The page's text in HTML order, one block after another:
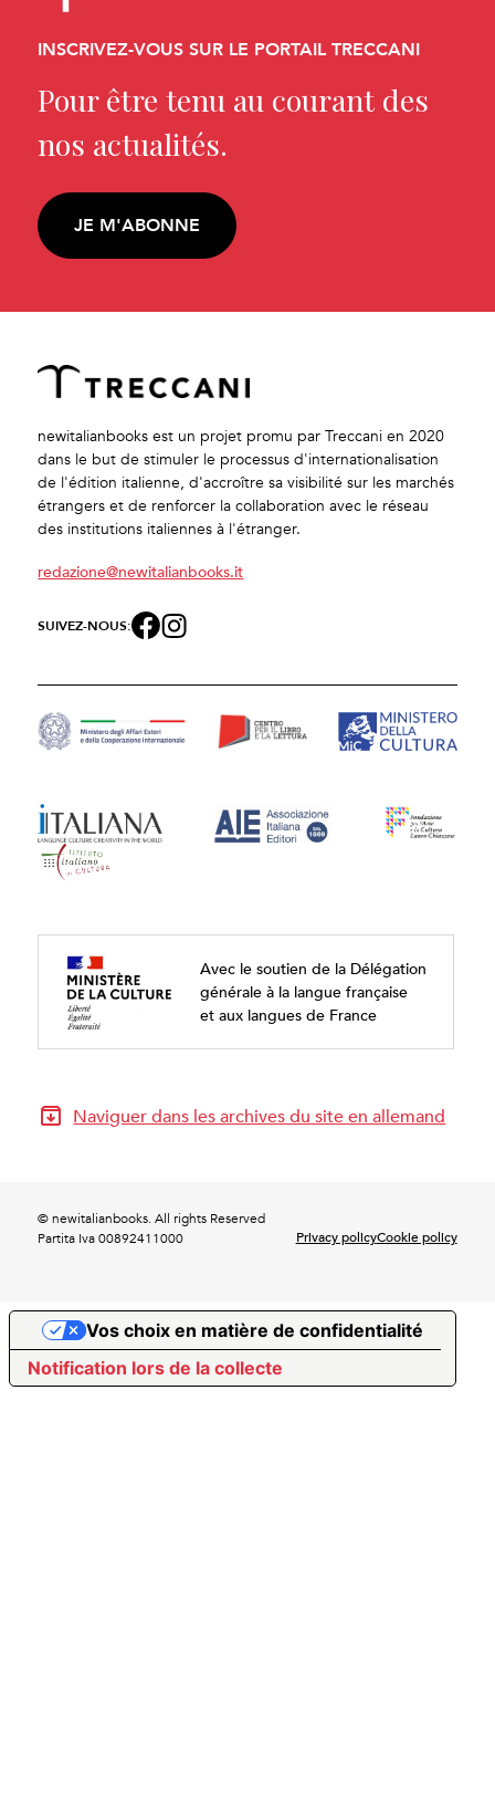
INSCRIVEZ-VOUS SUR LE PORTAIL TRECCANI
Pour être tenu au courant des
nos actualités.
JE M'ABONNE
newitalianbooks est un projet promu par Treccani en 2020
dans le but de stimuler le processus d'internationalisation
de l'édition italienne, d'accroître sa visibilité sur les marchés
étrangers et de renforcer la collaboration avec le réseau
des institutions italiennes à l'étranger.
redazione@newitalianbooks.it
SUIVEZ-NOUS:
Avec le soutien de la Délégation
générale à la langue française
et aux langues de France
Naviguer dans les archives du site en allemand
© newitalianbooks. All rights Reserved
Partita Iva 00892411000
Privacy policyCookie policy
Notification lors de la collecte
Vos choix en matière de confidentialité